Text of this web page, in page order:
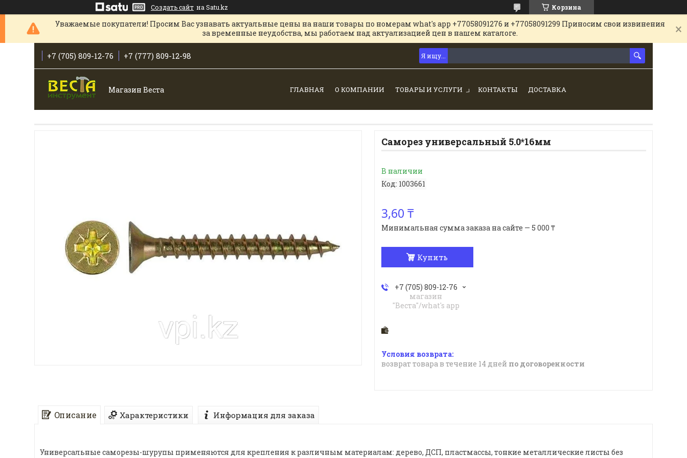
Создать сайт на Satu.kz Корзина
Уважаемые покупатели! Просим Вас узнавать актуальные цены на наши товары по номерам what's app +77058091276 и +77058091299 Приносим свои извинения
за временные неудобства, мы работаем над актуализацией цен в нашем каталоге.
+7 (705) 809-12-76 +7 (777) 809-12-98
Магазин Веста ГЛАВНАЯ О КОМПАНИИ ТОВАРЫ И УСЛУГИ КОНТАКТЫ ДОСТАВКА
Саморез универсальный 5.0*16мм
В наличии
Код: 1003661
3,60 ₸
Минимальная сумма заказа на сайте — 5 000 ₸
Купить
+7 (705) 809-12-76
магазин
"Веста"/what's app
возврат товара в течение 14 дней по договоренности
Описание Характеристики Информация для заказа
Универсальные саморезы-шурупы применяются для крепления к различным материалам: дерево, ДСП, пластмассы, тонкие металлические листы без